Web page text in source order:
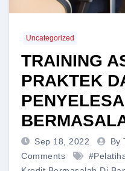
Uncategorized
TRAINING
PRAKTEK
Sep 18, 2022 By
Comments